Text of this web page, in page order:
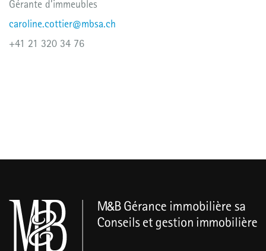
Gérante d’immeubles
caroline.cottier@mbsa.ch
+41 21 320 34 76